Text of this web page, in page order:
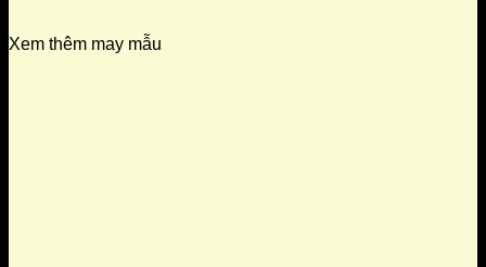
Xem thêm may mẫu